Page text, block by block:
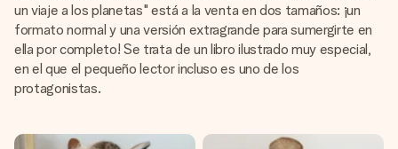
un viaje a los planetas" está a la venta en dos tamaños: ¡un
formato normal y una versión extragrande para sumergirte en
ella por completo! Se trata de un libro ilustrado muy especial,
en el que el pequeño lector incluso es uno de los
protagonistas.